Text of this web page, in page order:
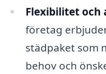
Flexibilitet och
företag
städpaket som
behov och